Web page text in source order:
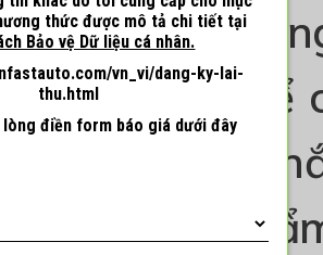
đại và
tài chính. Để
mua cần
quá trình
thức được mô tả chi tiết tại
Bảo vệ Dữ liệu cá nhân.
vn_vi/dang-ky-lai-
thu.html
lòng điền form báo giá dưới đây